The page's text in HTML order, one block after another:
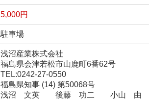
5,000円
駐車場
浅沼産業株式会社
福島県会津若松市山鹿町6番62号
TEL:0242-27-0550
福島県知事 (14) 第50068号
浅沼 文英 後藤 功二 小山 由